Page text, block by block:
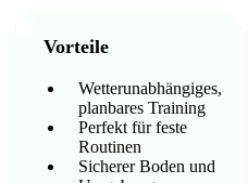
Vorteile
Wetterunabhängiges,
planbares Training
Perfekt für feste
Routinen
Sicherer Boden und